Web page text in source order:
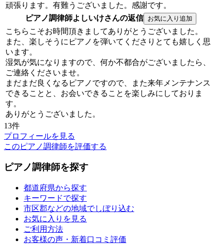
頑張ります。有難うございました。感謝です。
ピアノ調律師よしいけさんの返信
こちらこそお時間頂きましてありがとうございました。
また、楽しそうにピアノを弾いてくださりとても嬉しく思
います。
湿気が気になりますので、何か不都合がございましたら、
ご連絡くださいませ。
まだまだ良くなるピアノですので、また来年メンテナンス
できることと、お会いできることを楽しみにしておりま
す。
ありがとうございました。
13件
プロフィールを見る
このピアノ調律師を評価する
ピアノ調律師を探す
都道府県から探す
キーワードで探す
市区郡などの地域でしぼり込む
お気に入りを見る
ご利用方法
お客様の声・新着口コミ評価